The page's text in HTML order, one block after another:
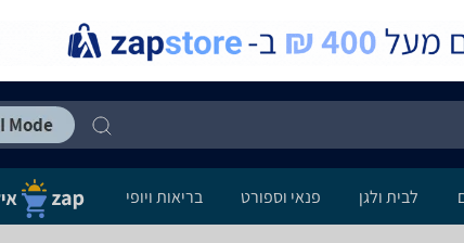
לבית ולגן פנאי וספורט בריאות ויופי